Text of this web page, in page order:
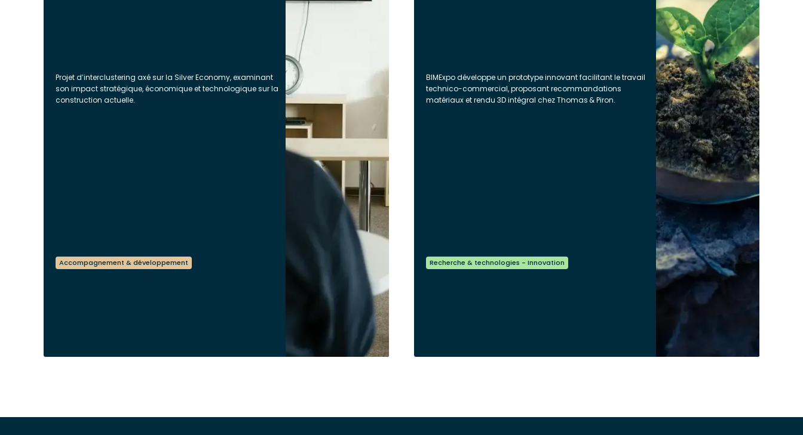
Projet d’interclustering axé sur la Silver Economy, examinant
son impact stratégique, économique et technologique sur la
construction actuelle.
Accompagnement & développement
BIMExpo développe un prototype innovant facilitant le travail
technico-commercial, proposant recommandations
matériaux et rendu 3D intégral chez Thomas & Piron.
Recherche & technologies - Innovation